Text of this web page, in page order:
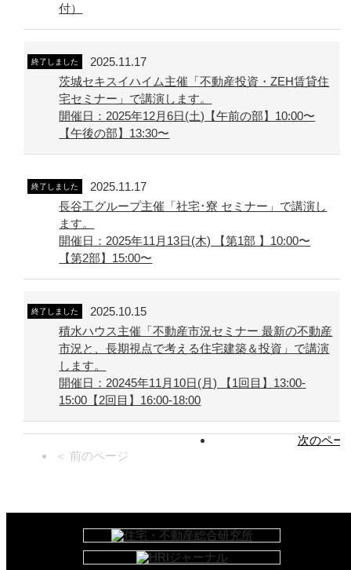
付）
終了しました
2025.11.17
茨城セキスイハイム主催「不動産投資・ZEH賃貸住
宅セミナー」で講演します。
開催日：2025年12月6日(土)【午前の部】10:00〜
【午後の部】13:30〜
終了しました
2025.11.17
長谷工グループ主催「社宅･寮 セミナー」で講演し
ます。
開催日：2025年11月13日(木) 【第1部 】10:00〜
【第2部】15:00〜
終了しました
2025.10.15
積水ハウス主催「不動産市況セミナー 最新の不動産
市況と、長期視点で考える住宅建築＆投資」で講演
します。
開催日：20245年11月10日(月) 【1回目】13:00-
15:00【2回目】16:00-18:00
＜ 前のページ
次のペー